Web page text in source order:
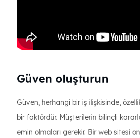
Güven oluşturun
Güven, herhangi bir iş ilişkisinde,
bir faktördür. Müşterilerin bilinçli
emin olmaları gerekir. Bir web sitesi